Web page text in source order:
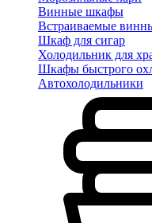
Винные шкафы
Встраиваемые
Шкаф для сигар
Холодильник для
Шкафы быстрого
Автохолодильники